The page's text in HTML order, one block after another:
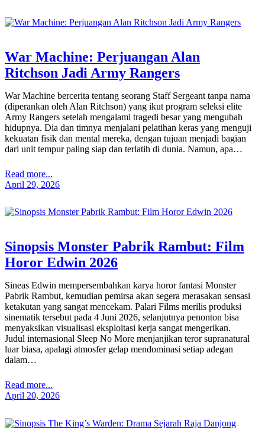
War Machine: Perjuangan Alan
Ritchson Jadi Army Rangers
War Machine bercerita tentang seorang Staff Sergeant tanpa nama
(diperankan oleh Alan Ritchson) yang ikut program seleksi elite
Army Rangers setelah mengalami tragedi besar yang mengubah
hidupnya. Dia dan timnya menjalani pelatihan keras yang menguji
kekuatan fisik dan mental mereka, dengan tujuan menjadi bagian
dari unit tempur paling siap dan terlatih di dunia. Namun, apa…
Read more...
April 29, 2026
Sinopsis Monster Pabrik Rambut: Film
Horor Edwin 2026
Sineas Edwin mempersembahkan karya horor fantasi Monster
Pabrik Rambut, kemudian pemirsa akan segera merasakan sensasi
ketakutan yang sangat mencekam. Palari Films merilis produksi
sinematik tersebut pada 4 Juni 2026, selanjutnya penonton bisa
menyaksikan visualisasi eksploitasi kerja sangat mengerikan.
Judul internasional Sleep No More menjanjikan teror supranatural
luar biasa, apalagi atmosfer gelap mendominasi setiap adegan
dalam…
Read more...
April 20, 2026